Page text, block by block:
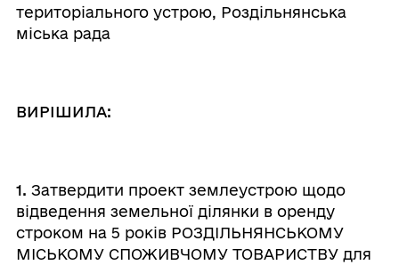
територіального устрою, Роздільнянська
міська рада
ВИРІШИЛА:
1. Затвердити проект землеустрою щодо
відведення земельної ділянки в оренду
строком на 5 років РОЗДІЛЬНЯНСЬКОМУ
МІСЬКОМУ СПОЖИВЧОМУ ТОВАРИСТВУ для